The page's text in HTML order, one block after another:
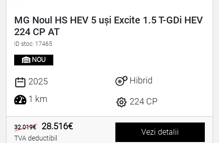
MG Noul HS HEV 5 uși Excite 1.5 T-GDi HEV
224 CP AT
ID stoc: 17465
NOU
2025
1 km
Hibrid
224 CP
32.019€ 28.516€
TVA deductibil
Vezi detalii